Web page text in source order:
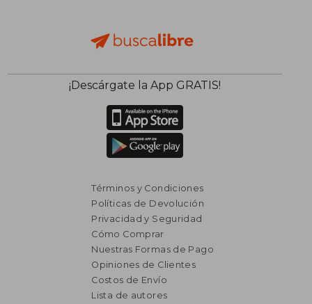
¡Descárgate la App GRATIS!
Términos y Condiciones
Políticas de Devolución
Privacidad y Seguridad
Cómo Comprar
Nuestras Formas de Pago
Opiniones de Clientes
Costos de Envío
Lista de autores